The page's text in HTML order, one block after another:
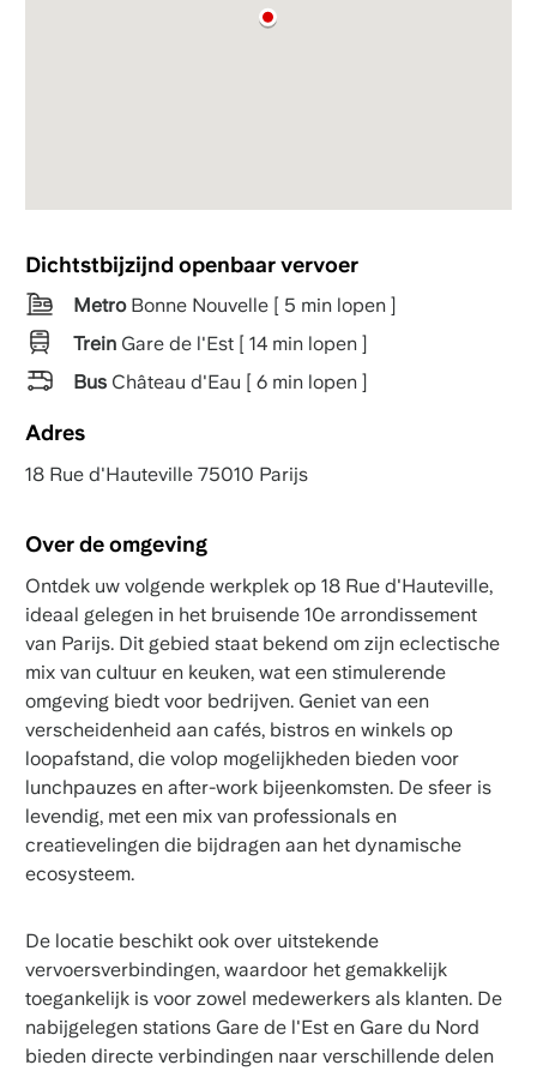
Dichtstbijzijnd openbaar vervoer
MetroBonne Nouvelle [ 5 min lopen ]
TreinGare de l'Est [ 14 min lopen ]
BusChâteau d'Eau [ 6 min lopen ]
Adres
18 Rue d'Hauteville 75010 Parijs
Over de omgeving
Ontdek uw volgende werkplek op 18 Rue d'Hauteville,
ideaal gelegen in het bruisende 10e arrondissement
van Parijs. Dit gebied staat bekend om zijn eclectische
mix van cultuur en keuken, wat een stimulerende
omgeving biedt voor bedrijven. Geniet van een
verscheidenheid aan cafés, bistros en winkels op
loopafstand, die volop mogelijkheden bieden voor
lunchpauzes en after-work bijeenkomsten. De sfeer is
levendig, met een mix van professionals en
creatievelingen die bijdragen aan het dynamische
ecosysteem.
De locatie beschikt ook over uitstekende
vervoersverbindingen, waardoor het gemakkelijk
toegankelijk is voor zowel medewerkers als klanten. De
nabijgelegen stations Gare de l'Est en Gare du Nord
bieden directe verbindingen naar verschillende delen